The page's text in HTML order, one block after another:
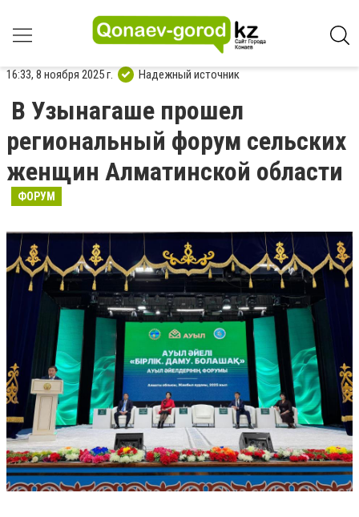
16:33, 8 ноября 2025 г. Надежный источник
В Узынагаше прошел
региональный форум сельских
женщин Алматинской области
ФОРУМ